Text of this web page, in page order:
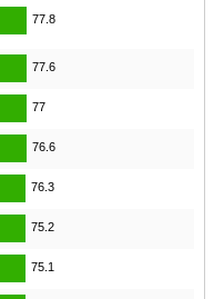
77.8
77.6
77
76.6
76.3
75.2
75.1